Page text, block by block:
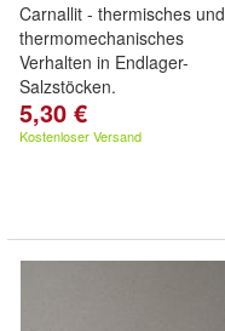
Carnallit - thermisches und
thermomechanisches
Verhalten in Endlager-
Salzstöcken.
5,30 €
Kostenloser Versand